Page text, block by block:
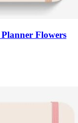
Flowers